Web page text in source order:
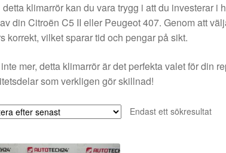
detta klimarrör kan du vara trygg i att du investerar
din Citroën C5 II eller Peugeot 407. Genom att
korrekt, vilket sparar tid och pengar på sikt.
mer, detta klimarrör är det perfekta valet för din
som verkligen gör skillnad!
Endast ett sökresultat